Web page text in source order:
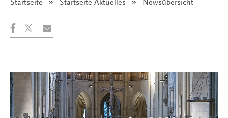
Startseite Startseite Aktuelles Angezeigt:
Newsübersicht